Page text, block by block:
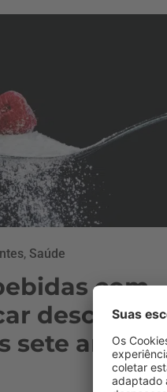
, Saúde
com
desce 36%
sete anos